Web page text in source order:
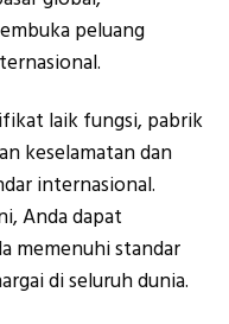
peluang
laik fungsi, pabrik
keselamatan dan
internasional.
Anda dapat
memenuhi standar
di seluruh dunia.